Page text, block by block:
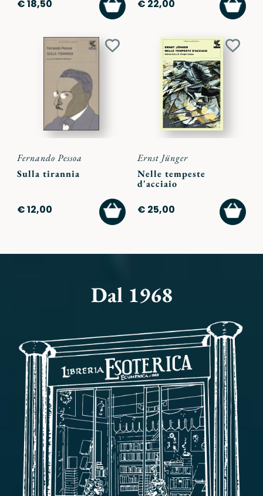
€ 18,50
AL
CARRELLO
€ 22,00
AL
Aggiungi
Fernando Pessoa
Sulla tirannia
€ 12,00
AGGIUNGI
AL
CARRELLO
Ernst Jünger
Nelle tempeste
d'acciaio
€ 25,00
AL
Dal 1968